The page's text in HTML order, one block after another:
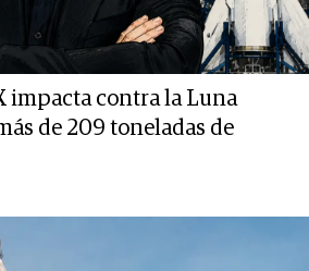
impacta contra la Luna
de 209 toneladas de